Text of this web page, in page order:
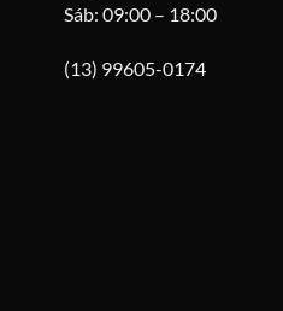
Sáb: 09:00 – 18:00
(13) 99605-0174